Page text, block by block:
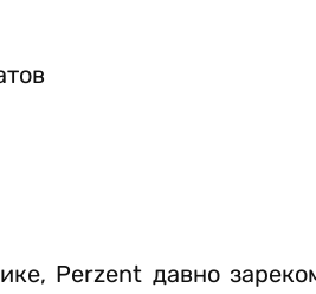
Perzent давно